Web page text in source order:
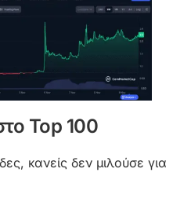
Top 100
κανείς δεν μιλούσε για